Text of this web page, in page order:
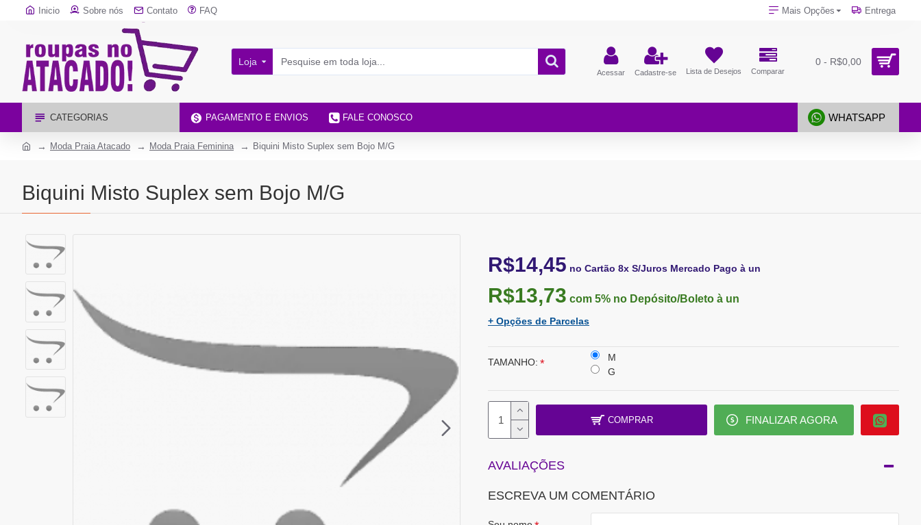
Inicio Sobre nós Contato FAQ Mais Opções Entrega
Loja
Acessar Cadastre-se Lista de Desejos Comparar
0 - R$0,00
CATEGORIAS PAGAMENTO E ENVIOS FALE CONOSCO WHATSAPP
Moda Praia Atacado Moda Praia Feminina Biquini Misto Suplex sem Bojo M/G
Biquini Misto Suplex sem Bojo M/G
R$14,45 no Cartão 8x S/Juros Mercado Pago à un
R$13,73 com 5% no Depósito/Boleto à un
+ Opções de Parcelas
TAMANHO:
M
G
COMPRAR FINALIZAR AGORA
AVALIAÇÕES
ESCREVA UM COMENTÁRIO